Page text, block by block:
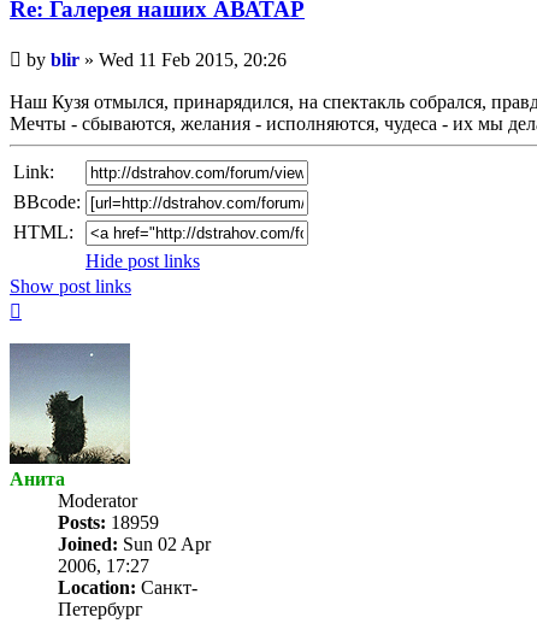
Re: Галерея наших АВАТАР
Unread
post
by blir » Wed 11 Feb 2015, 20:26
Наш Кузя отмылся, принарядился, на спектакль собрался,
Мечты - сбываются, желания - исполняются, чудеса - их мы
Link:
BBcode:
HTML:
Hide post links
Show post links
Анита
Мoderator
Posts: 18959
Joined: Sun 02 Apr
2006, 17:27
Location: Санкт-
Петербург